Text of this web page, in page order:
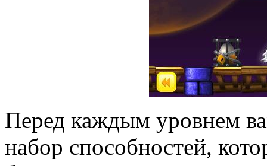
Перед каждым уровнем
набор способностей,